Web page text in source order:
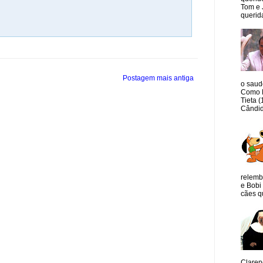
Postagem mais antiga
Tom e
o
Como
Tieta
e Bobi
cães